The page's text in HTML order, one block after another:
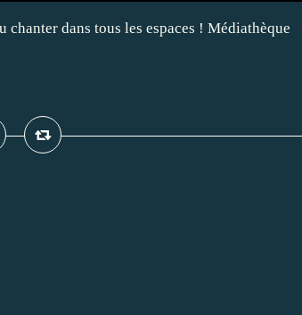
chanter dans tous les espaces ! Médiathèque